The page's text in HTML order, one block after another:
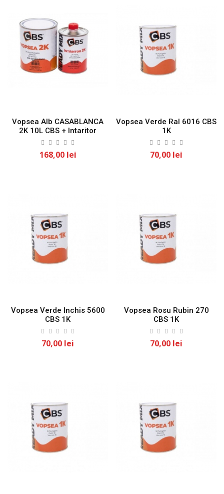
Vopsea Alb CASABLANCA
2K 10L CBS + Intaritor
168,00 lei
Vopsea Verde Ral 6016 CBS
1K
70,00 lei
Vopsea Verde Inchis 5600
CBS 1K
70,00 lei
Vopsea Rosu Rubin 270
CBS 1K
70,00 lei